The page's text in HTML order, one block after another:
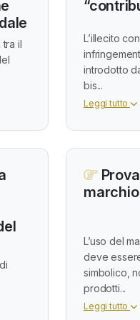
il
L’illecito
introdotto
bis...
Leggi tutto
L’uso del
deve
simbolico,
prodotti...
Leggi tutto